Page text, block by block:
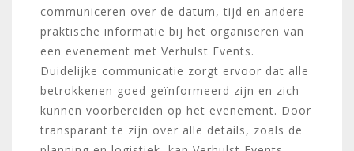
communiceren over de datum, tijd en andere
praktische informatie bij het organiseren van
een evenement met Verhulst Events.
Duidelijke communicatie zorgt ervoor dat alle
betrokkenen goed geïnformeerd zijn en zich
kunnen voorbereiden op het evenement. Door
transparant te zijn over alle details, zoals de